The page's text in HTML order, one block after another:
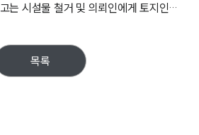
[토지인도 승소 사례] 피고는 시설물 철거 및 의뢰인에게 토지인도 하라는 판결 받아냄
목록